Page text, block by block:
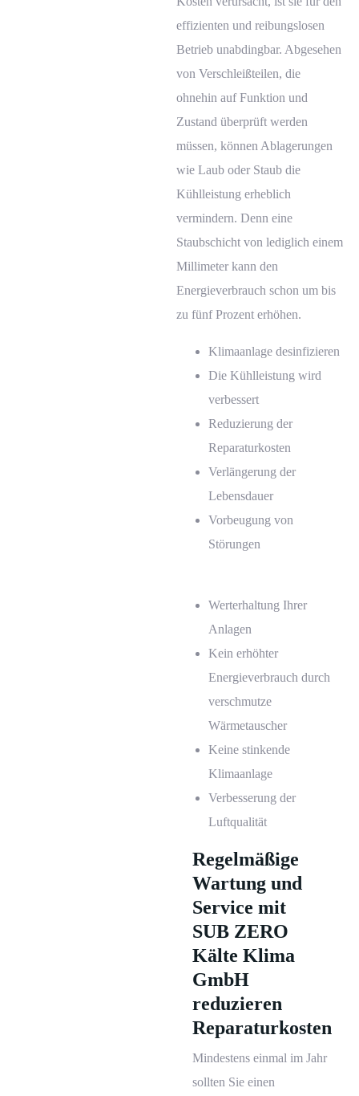
effizienten und reibungslosen
Betrieb unabdingbar. Abgesehen
von Verschleißteilen, die
ohnehin auf Funktion und
Zustand überprüft werden
müssen, können Ablagerungen
wie Laub oder Staub die
Kühlleistung erheblich
vermindern. Denn eine
Staubschicht von lediglich einem
Millimeter kann den
Energieverbrauch schon um bis
zu fünf Prozent erhöhen.
Klimaanlage desinfizieren
Die Kühlleistung wird
verbessert
Reduzierung der
Reparaturkosten
Verlängerung der
Lebensdauer
Vorbeugung von
Störungen
Werterhaltung Ihrer
Anlagen
Kein erhöhter
Energieverbrauch durch
verschmutze
Wärmetauscher
Keine stinkende
Klimaanlage
Verbesserung der
Luftqualität
Regelmäßige
Wartung und
Service mit
SUB ZERO
Kälte Klima
GmbH
reduzieren
Reparaturkosten
Mindestens einmal im Jahr
sollten Sie einen